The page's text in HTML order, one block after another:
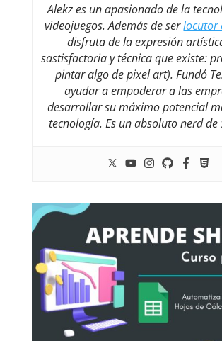
Alekz es un apasionado de la
videojuegos. Además de serlocutor
disfruta de la expresión
sastisfactoria y técnica que existe:
pintar algo de pixel art). Fundó
ayudar a empoderar a las
desarrollar su máximo potencial
tecnología. Es un absoluto nerd de